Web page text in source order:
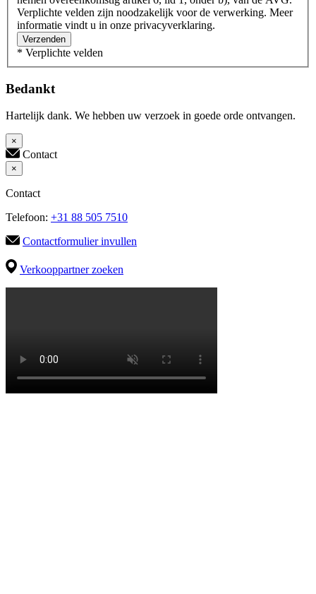
Verplichte velden zijn noodzakelijk voor de verwerking. Meer
informatie vindt u in onze privacyverklaring.
Verzenden
* Verplichte velden
Bedankt
Hartelijk dank. We hebben uw verzoek in goede orde ontvangen.
×
Contact
×
Contact
Telefoon: +31 88 505 7510
Contactformulier invullen
Verkooppartner zoeken